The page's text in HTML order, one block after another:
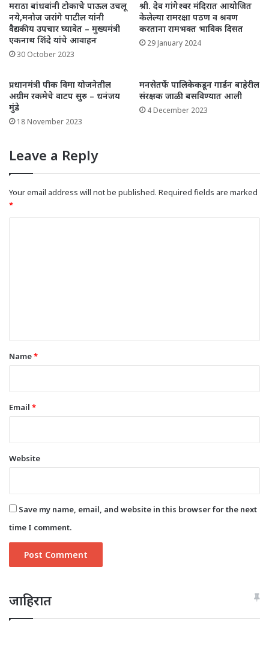
मराठा बांधवांनी टोकाचे पाऊल उचलू
नये,मनोज जरांगे पाटील यांनी
वैद्यकीय उपचार घ्यावेत – मुख्यमंत्री
एकनाथ शिंदे यांचे आवाहन
30 October 2023
श्री. देव गांगेश्वर मंदिरात आयोजित
केलेल्या रामरक्षा पठण व श्रवण
करताना रामभक्त भाविक दिसत
29 January 2024
प्रधानमंत्री पीक विमा योजनेतील
अग्रीम रकमेचे वाटप सुरु – धनंजय
मुंडे
18 November 2023
मनसेतर्फे पालिकेकडून गार्डन बाहेरील
संरक्षक जाळी बसविण्यात आली
4 December 2023
Leave a Reply
Your email address will not be published. Required fields are marked
*
*Name*
Email *
Website
Save my name, email, and website in this browser for the next
time I comment.
जाहिरात